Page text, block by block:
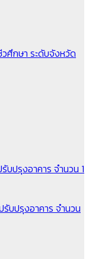
วศึกษา ระดับจังหวัด
บปรุงอาคาร จำนวน 1
บปรุงอาคาร จำนวน